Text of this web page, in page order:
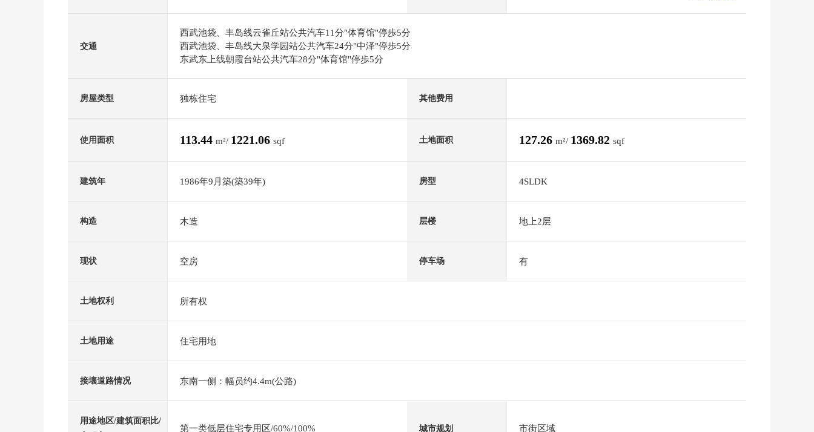
交通
西武池袋、丰岛线云雀丘站公共汽车11分"体育馆"停歩5分
西武池袋、丰岛线大泉学园站公共汽车24分"中泽"停歩5分
东武东上线朝霞台站公共汽车28分"体育馆"停歩5分
房屋类型 独栋住宅 其他费用
使用面积 113.44 m²/ 1221.06 sqf 土地面积 127.26 m²/ 1369.82 sqf
建筑年 1986年9月築(築39年) 房型 4SLDK
构造 木造 层楼 地上2层
现状 空房 停车场 有
土地权利 所有权
土地用途 住宅用地
接壤道路情况 东南一侧：幅员约4.4m(公路)
用途地区/建筑面积比/
第一类低层住宅专用区/60%/100% 城市规划 市街区域